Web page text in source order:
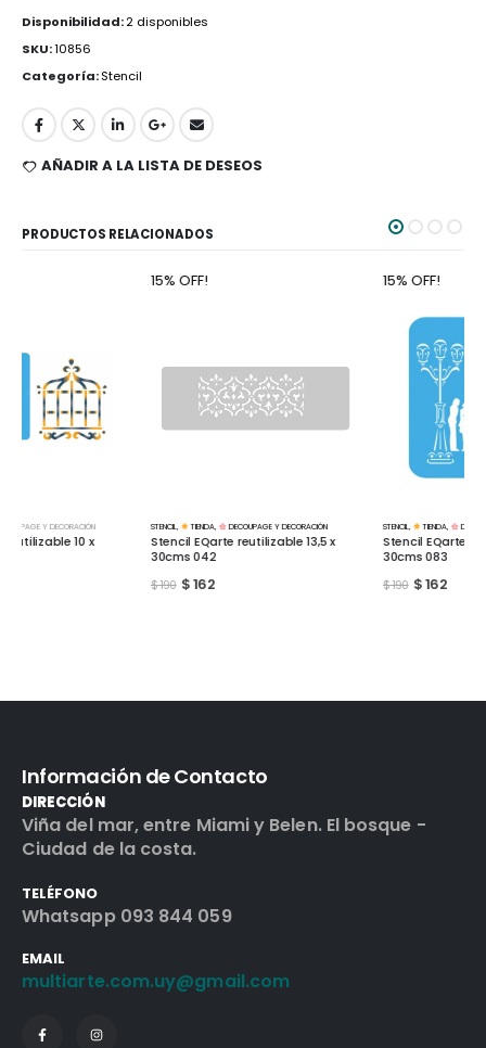
Disponibilidad:2 disponibles
SKU:10856
Categoría:Stencil
AÑADIR A LA LISTA DE DESEOS
PRODUCTOS RELACIONADOS
STENCIL , TIENDA, DECOUPAGE Y DECORACIÓN
Stencil EQarte reutilizable 13,5 x
STENCIL, TIENDA, DECOUPAGE Y DECORACIÓN
Stencil EQarte reutilizable 13,5 x
Información de Contacto
DIRECCIÓN
Viña del mar, entre Miami y Belen. El bosque -
Ciudad de la costa.
TELÉFONO
Whatsapp 093 844 059
EMAIL
multiarte.com.uy@gmail.com